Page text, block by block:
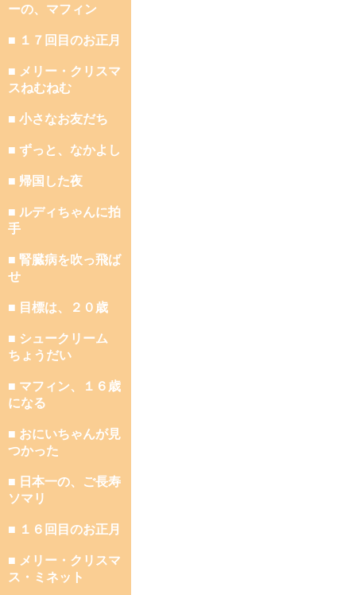
ーの、マフィン
■ １７回目のお正月
■ メリー・クリスマ
スねむねむ
■ 小さなお友だち
■ ずっと、なかよし
■ 帰国した夜
■ ルディちゃんに拍
手
■ 腎臓病を吹っ飛ば
せ
■ 目標は、２０歳
■ シュークリーム
ちょうだい
■ マフィン、１６歳
になる
■ おにいちゃんが見
つかった
■ 日本一の、ご長寿
ソマリ
■ １６回目のお正月
■ メリー・クリスマ
ス・ミネット